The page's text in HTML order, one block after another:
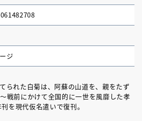
ジ
られた白菊は、阿蘇の山道を、親をたず
戦前にかけて全国的に一世を風靡した孝
を現代仮名遣いで復刊。